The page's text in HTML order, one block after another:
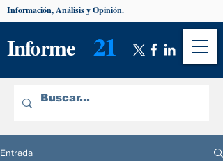
Informe 21
Información, Análisis y Opinión.
Entrada